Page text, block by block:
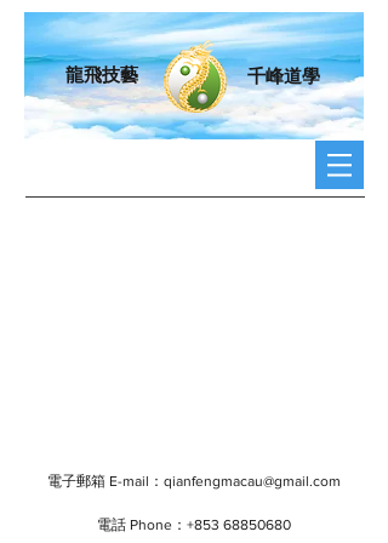
龍飛技藝 千峰道學
電子郵箱 E-mail： qianfengmacau@gmail.com
電話 Phone：+853 68850680